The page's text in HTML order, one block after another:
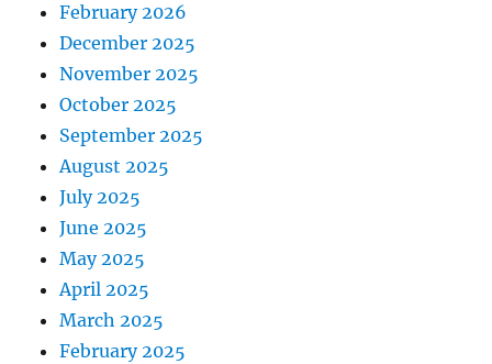
February 2026
December 2025
November 2025
October 2025
September 2025
August 2025
July 2025
June 2025
May 2025
April 2025
March 2025
February 2025